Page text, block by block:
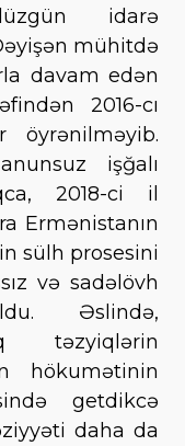
idarə
mühitdə
davam edən
2016-cı
işğalı
2018-ci il
Ermənistanın
sülh prosesini
və sadəlövh
Əslində,
təzyiqlərin
hökumətinin
getdikcə
daha da